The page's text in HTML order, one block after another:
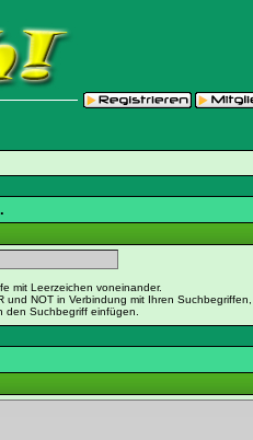
mit Leerzeichen voneinander.
und NOT in Verbindung mit Ihren
den Suchbegriff einfügen.